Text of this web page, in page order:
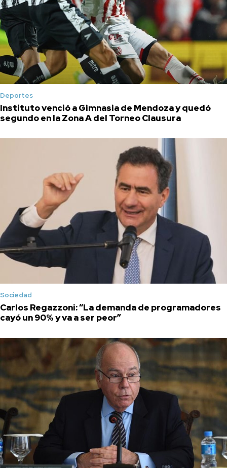
Deportes
Instituto venció a Gimnasia de Mendoza y quedó
segundo en la Zona A del Torneo Clausura
Sociedad
Carlos Regazzoni: “La demanda de programadores
cayó un 90% y va a ser peor”